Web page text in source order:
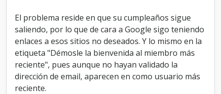
s
u
a
r
i
o
s
El problema reside en que su cumpleaños sigue
saliendo, por lo que de cara a Google sigo teniendo
enlaces a esos sitios no deseados. Y lo mismo en la
etiqueta "Démosle la bienvenida al miembro más
reciente", pues aunque no hayan validado la
dirección de email, aparecen en como usuario más
reciente.